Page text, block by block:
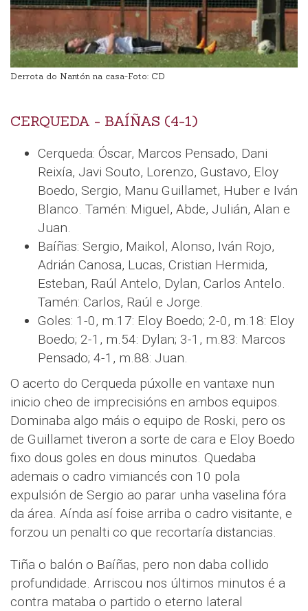
Derrota do Nantón na casa-Foto: CD
CERQUEDA - BAÍÑAS (4-1)
Cerqueda: Óscar, Marcos Pensado, Dani
Reixía, Javi Souto, Lorenzo, Gustavo, Eloy
Boedo, Sergio, Manu Guillamet, Huber e Iván
Blanco. Tamén: Miguel, Abde, Julián, Alan e
Juan.
Baíñas: Sergio, Maikol, Alonso, Iván Rojo,
Adrián Canosa, Lucas, Cristian Hermida,
Esteban, Raúl Antelo, Dylan, Carlos Antelo.
Tamén: Carlos, Raúl e Jorge.
Goles: 1-0, m.17: Eloy Boedo; 2-0, m.18: Eloy
Boedo; 2-1, m.54: Dylan; 3-1, m.83: Marcos
Pensado; 4-1, m.88: Juan.
O acerto do Cerqueda púxolle en vantaxe nun
inicio cheo de imprecisións en ambos equipos.
Dominaba algo máis o equipo de Roski, pero os
de Guillamet tiveron a sorte de cara e Eloy Boedo
fixo dous goles en dous minutos. Quedaba
ademais o cadro vimiancés con 10 pola
expulsión de Sergio ao parar unha vaselina fóra
da área. Aínda así foise arriba o cadro visitante, e
forzou un penalti co que recortaría distancias.
Tiña o balón o Baíñas, pero non daba collido
profundidade. Arriscou nos últimos minutos é a
contra mataba o partido o eterno lateral